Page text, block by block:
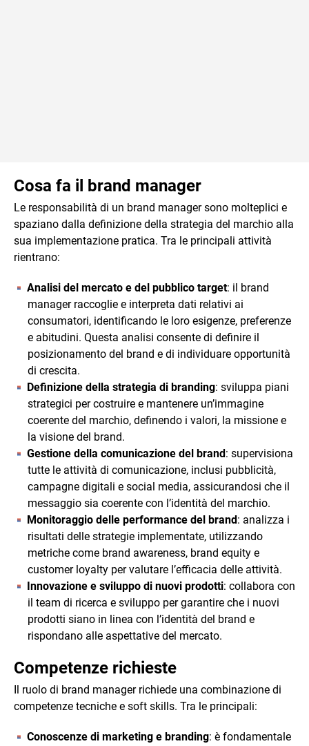
Cosa fa il brand manager
Le responsabilità di un brand manager sono molteplici e
spaziano dalla definizione della strategia del marchio alla
sua implementazione pratica. Tra le principali attività
rientrano:
Analisi del mercato e del pubblico target: il brand
manager raccoglie e interpreta dati relativi ai
consumatori, identificando le loro esigenze, preferenze
e abitudini. Questa analisi consente di definire il
posizionamento del brand e di individuare opportunità
di crescita.
Definizione della strategia di branding: sviluppa piani
strategici per costruire e mantenere un’immagine
coerente del marchio, definendo i valori, la missione e
la visione del brand.
Gestione della comunicazione del brand: supervisiona
tutte le attività di comunicazione, inclusi pubblicità,
campagne digitali e social media, assicurandosi che il
messaggio sia coerente con l’identità del marchio.
Monitoraggio delle performance del brand: analizza i
risultati delle strategie implementate, utilizzando
metriche come brand awareness, brand equity e
customer loyalty per valutare l’efficacia delle attività.
Innovazione e sviluppo di nuovi prodotti: collabora con
il team di ricerca e sviluppo per garantire che i nuovi
prodotti siano in linea con l’identità del brand e
rispondano alle aspettative del mercato.
Competenze richieste
Il ruolo di brand manager richiede una combinazione di
competenze tecniche e soft skills. Tra le principali:
Conoscenze di marketing e branding: è fondamentale